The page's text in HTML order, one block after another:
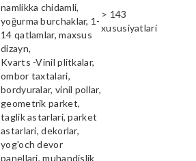
namlikka chidamli,
yoğurma burchaklar, 1-
14 qatlamlar, maxsus
dizayn,
> 143
xususiyatlari
Kvarts -Vinil plitkalar,
ombor taxtalari,
bordyuralar, vinil pollar,
geometrik parket,
taglik astarlari, parket
astarlari, dekorlar,
yog'och devor
panellari, muhandislik